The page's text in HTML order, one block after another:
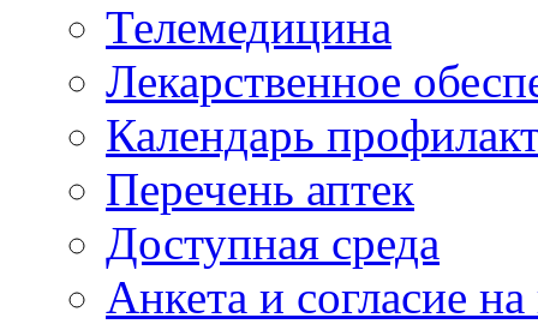
Телемедицина
Лекарственное
Календарь
Перечень аптек
Доступная среда
Анкета и согласие